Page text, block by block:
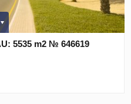
5535 m2 № 646619